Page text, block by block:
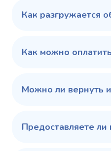
размеры (Д х Ш х В),
режим, °C
100 343 ₽
Как разгружается
Как можно
Можно ли вернуть
Предоставляете